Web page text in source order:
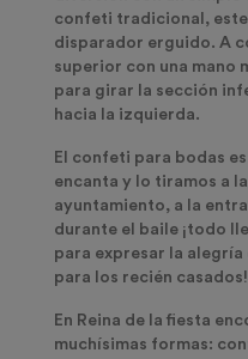
confeti tradicional,
disparador erguido. A
superior con una mano
para girar la sección
hacia la izquierda.
El confeti para bodas
encanta y lo tiramos a
ayuntamiento, a la
durante el baile ¡todo
para expresar la alegría
para los recién casados!
En Reina de la fiesta
muchísimas formas: